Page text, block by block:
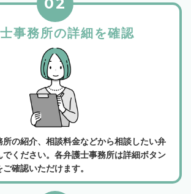
事務所の詳細を確認
所の紹介、相談料金などから相談したい弁
でください。各弁護士事務所は詳細ボタン
確認いただけます。